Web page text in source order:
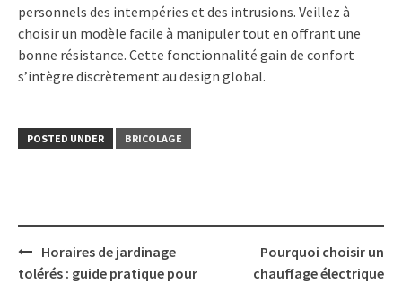
personnels des intempéries et des intrusions. Veillez à
choisir un modèle facile à manipuler tout en offrant une
bonne résistance. Cette fonctionnalité gain de confort
s’intègre discrètement au design global.
POSTED UNDER BRICOLAGE
Post
navigation
Horaires de jardinage
tolérés : guide pratique pour
Pourquoi choisir un
chauffage électrique